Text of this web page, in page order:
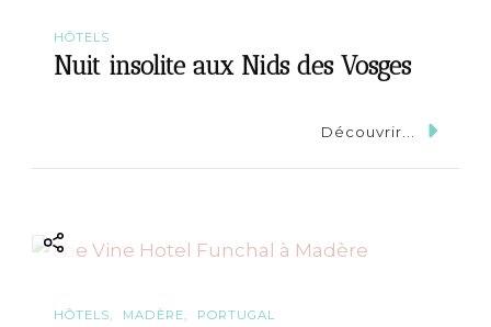
HÔTELS
Nuit insolite aux Nids des Vosges
Découvrir...
HÔTELS MADÈRE PORTUGAL